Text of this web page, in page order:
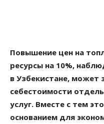
Повышение цен на
ресурсы на 10%,
в Узбекистане, может
себестоимости
услуг. Вместе с тем
основанием для